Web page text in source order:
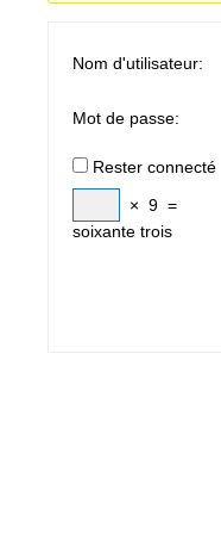
Nom d'utilisateur:
Mot de passe:
Rester connecté
× 9 =
soixante trois